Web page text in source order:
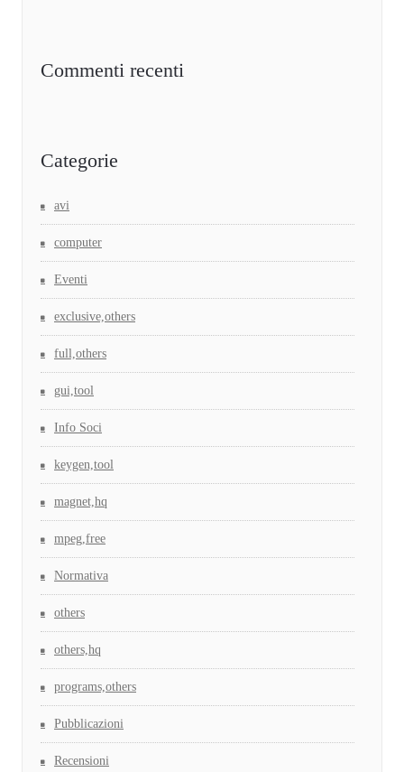
Commenti recenti
Categorie
avi
computer
Eventi
exclusive,others
full,others
gui,tool
Info Soci
keygen,tool
magnet,hq
mpeg,free
Normativa
others
others,hq
programs,others
Pubblicazioni
Recensioni